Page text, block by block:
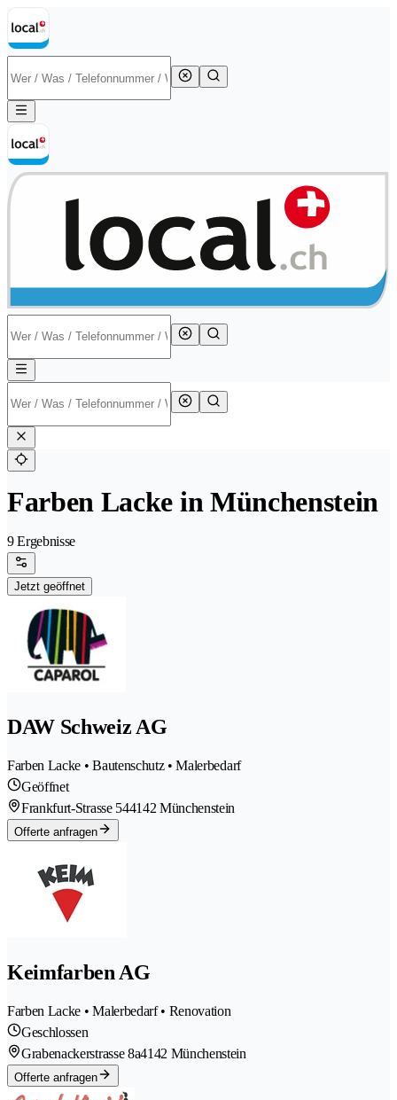
Farben Lacke in Münchenstein
9 Ergebnisse
Jetzt geöffnet
DAW Schweiz AG
Farben Lacke • Bautenschutz • Malerbedarf
Geöffnet
Frankfurt-Strasse 544142 Münchenstein
Offerte anfragen
Keimfarben AG
Farben Lacke • Malerbedarf • Renovation
Geschlossen
Grabenackerstrasse 8a4142 Münchenstein
Offerte anfragen